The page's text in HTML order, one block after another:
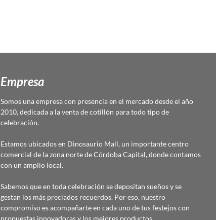
Empresa
Somos una empresa con presencia en el mercado desde el año
2010, dedicada a la venta de cotillón para todo tipo de
celebración.
Estamos ubicados en Dinosaurio Mall, un importante centro
comercial de la zona norte de Córdoba Capital, donde contamos
con un amplio local.
Sabemos que en toda celebración se depositan sueños y se
gestan los más preciados recuerdos. Por eso, nuestro
compromiso es acompañarte en cada uno de tus festejos con
propuestas innovadoras y los mejores productos,